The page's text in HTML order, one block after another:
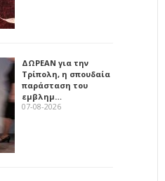
ΔΩΡΕΑΝ για την
Τρίπολη, η σπουδαία
παράσταση του
εμβλημ…
07-08-2026